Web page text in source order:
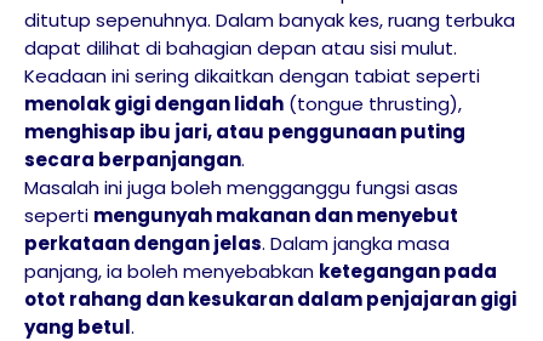
ditutup sepenuhnya. Dalam banyak kes, ruang terbuka
dapat dilihat di bahagian depan atau sisi mulut.
Keadaan ini sering dikaitkan dengan tabiat seperti
menolak gigi dengan lidah (tongue thrusting),
menghisap ibu jari, atau penggunaan puting
secara berpanjangan.
Masalah ini juga boleh mengganggu fungsi asas
seperti mengunyah makanan dan menyebut
perkataan dengan jelas. Dalam jangka masa
panjang, ia boleh menyebabkan ketegangan pada
otot rahang dan kesukaran dalam penjajaran gigi
yang betul.